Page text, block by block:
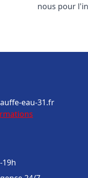
nous pour
eau-31.fr
19h